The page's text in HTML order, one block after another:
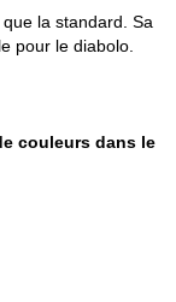
la standard. Sa
pour le diabolo.
couleurs dans le